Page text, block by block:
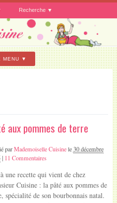
Recherche
MENU
aux pommes de terre
parMademoiselle Cuisinele30 décembre
| 11 Commentaires
une recette qui vient de chez
Cuisine : la pâté aux pommes de
spécialité de son bourbonnais natal.